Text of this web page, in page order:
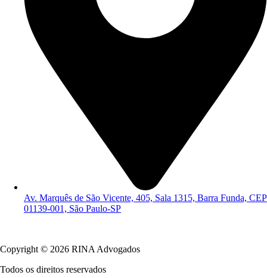
Av. Marquês de São Vicente, 405, Sala 1315, Barra Funda, CEP
01139-001, São Paulo-SP
Copyright © 2026 RINA Advogados
Todos os direitos reservados